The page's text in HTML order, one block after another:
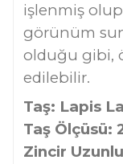
işlenmiş
görünüm
olduğu gibi,
edilebilir.
Taş: Lapis
Taş Ölçüsü:
Zincir